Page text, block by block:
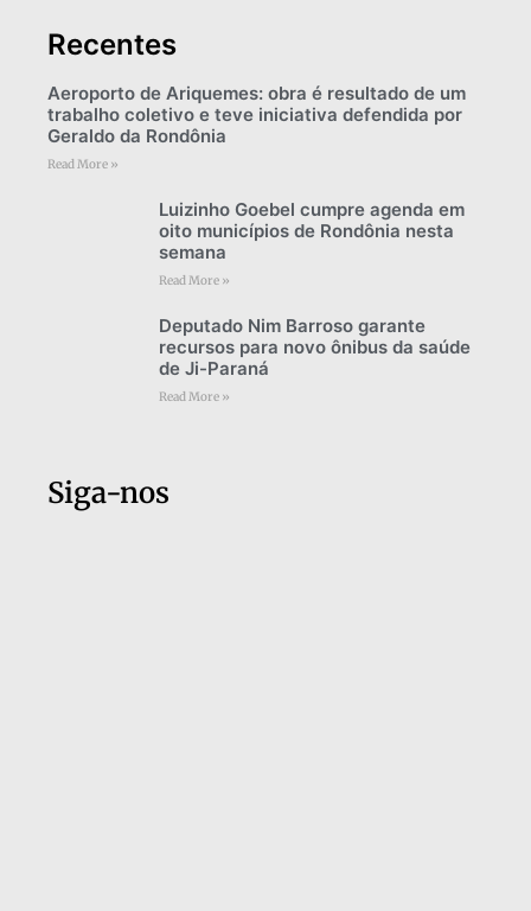
Recentes
Aeroporto de Ariquemes: obra é resultado de um
trabalho coletivo e teve iniciativa defendida por
Geraldo da Rondônia
Read More »
Luizinho Goebel cumpre agenda em
oito municípios de Rondônia nesta
semana
Read More »
Deputado Nim Barroso garante
recursos para novo ônibus da saúde
de Ji-Paraná
Read More »
Siga-nos